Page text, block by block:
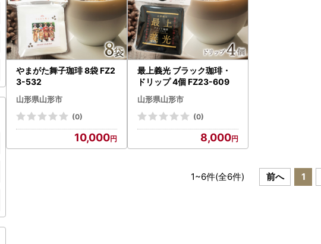
やまがた舞子珈琲 8袋 FZ2
3-532
山形県山形市
(0)
10,000
最上義光 ブラック珈琲・
ドリップ 4個 FZ23-609
山形県山形市
(0)
8,000
1~6件(全6件) 前へ 1